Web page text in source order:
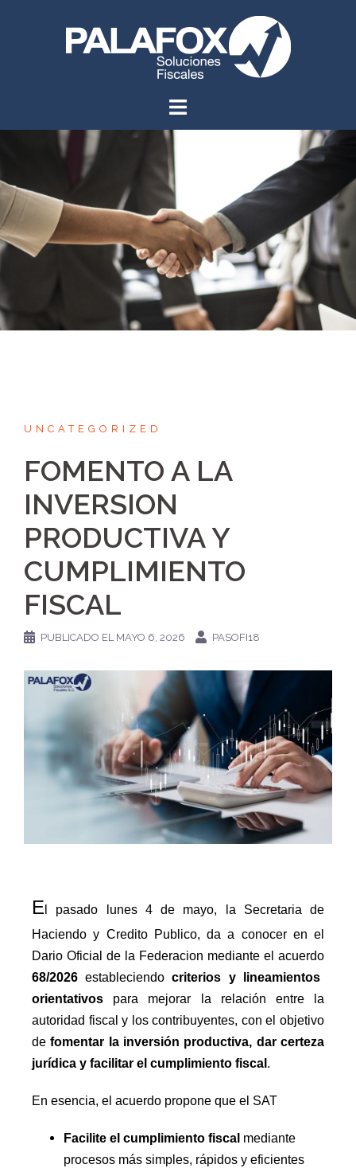
UNCATEGORIZED
FOMENTO A LA
INVERSION
PRODUCTIVA Y
CUMPLIMIENTO
FISCAL
PUBLICADO EL MAYO 6, 2026 PASOFI18
E l pasado lunes 4 de mayo, la Secretaria de
Haciendo y Credito Publico, da a conocer en el
Dario Oficial de la Federacion mediante el acuerdo
68/2026 estableciendocriterios y lineamientos
orientativos para mejorar la relación entre la
autoridad fiscal y los contribuyentes, con el objetivo
defomentar la inversión productiva, dar certeza
jurídica y facilitar el cumplimiento fiscal .
En esencia, el acuerdo propone que el SAT
Facilite el cumplimiento fiscal mediante
procesos más simples, rápidos y eficientes